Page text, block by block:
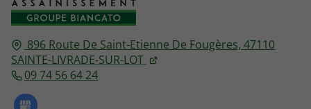
896 Route De Saint-Etienne De Fougères, 47110
SAINTE-LIVRADE-SUR-LOT
09 74 56 64 24